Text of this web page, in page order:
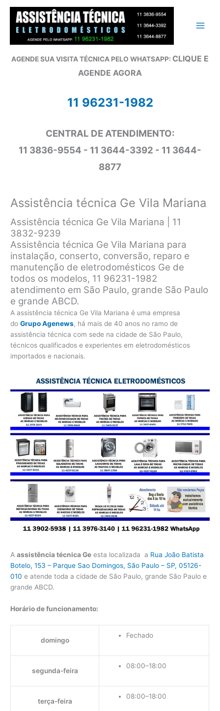
conteúdo
AGENDE SUA VISITA TÉCNICA PELO WHATSAPP: CLIQUE E
AGENDE AGORA
11 96231-1982
CENTRAL DE ATENDIMENTO:
11 3836-9554 - 11 3644-3392 - 11 3644-
8877
Assistência técnica Ge Vila Mariana
Assistência técnica Ge Vila Mariana | 11
3832-9239
Assistência técnica Ge Vila Mariana para
instalação, conserto, conversão, reparo e
manutenção de eletrodomésticos Ge de
todos os modelos, 11 96231-1982
atendimento em São Paulo, grande São Paulo
e grande ABCD.
A assistência técnica Ge Vila Mariana é uma empresa
doGrupo Agenews, há mais de 40 anos no ramo de
assistência técnica com sede na cidade de São Paulo,
técnicos qualificados e experientes em eletrodomésticos
importados e nacionais.
Aassistência técnica Ge esta localizada a Rua João Batista
Botelo, 153 – Parque Sao Domingos, São Paulo – SP, 05126-
010 e atende toda a cidade de São Paulo, grande São Paulo e
grande ABCD.
Horário de funcionamento:
domingo
Fechado
segunda-feira
08:00–18:00
terça-feira
08:00–18:00